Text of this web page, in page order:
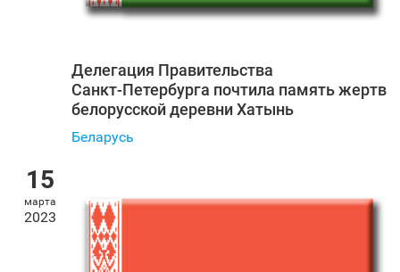
Делегация Правительства
Санкт‑Петербурга почтила память жертв
белорусской деревни Хатынь
Беларусь
15
марта
2023